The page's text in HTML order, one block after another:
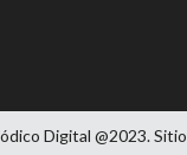
Digital @2023. Sitio